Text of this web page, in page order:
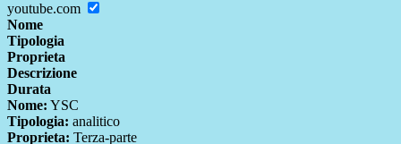
youtube.com
Nome
Tipologia
Proprieta
Descrizione
Durata
Nome: YSC
Tipologia: analitico
Proprieta: Terza-parte